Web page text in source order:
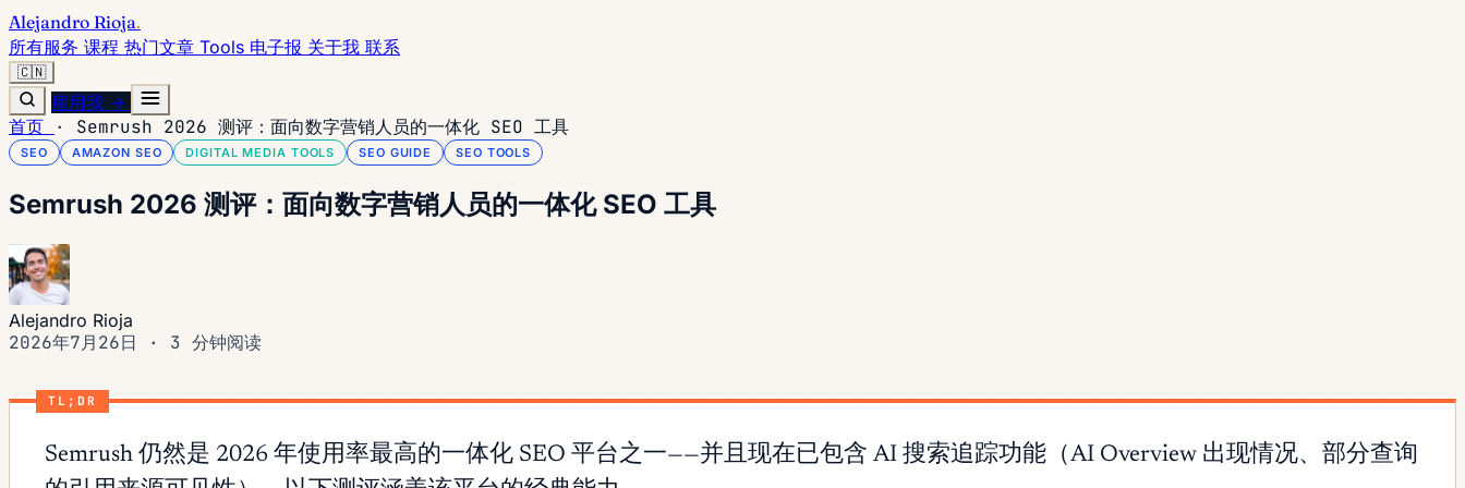
Alejandro Rioja.
所有服务 课程 热门文章 Tools 电子报 关于我 联系
🇨🇳
雇用我 →
首页 · Semrush 2026 测评：面向数字营销人员的一体化 SEO 工具
SEO AMAZON SEO DIGITAL MEDIA TOOLS SEO GUIDE SEO TOOLS
Semrush 2026 测评：面向数字营销人员的一体化 SEO 工具
Alejandro Rioja
2026年7月26日 · 3 分钟阅读
TL;DR
Semrush 仍然是 2026 年使用率最高的一体化 SEO 平台之一——并且现在已包含 AI 搜索追踪功能（AI Overview 出现情况、部分查询